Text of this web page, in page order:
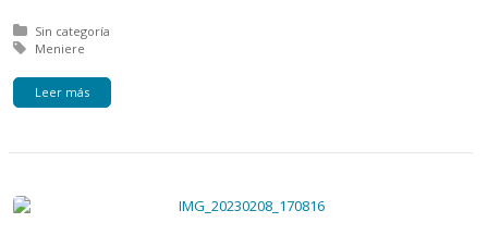
Posted in:
Sin categoría
Tagged with:
Meniere
Leer más